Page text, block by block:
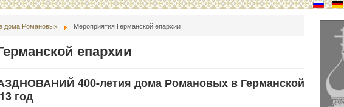
дома Романовых Мероприятия Германской епархии
епархии
400-летия дома Романовых в Германской
год